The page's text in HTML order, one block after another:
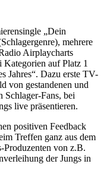
„Dein
mehrere
Airplaycharts
auf Platz 1
Jahres“. Dazu erste TV-
von gestandenen und
Schlager-Fans, bei
live präsentieren.
positiven Feedback
Treffen ganz aus dem
Produzenten von z.B.
der Jungs in